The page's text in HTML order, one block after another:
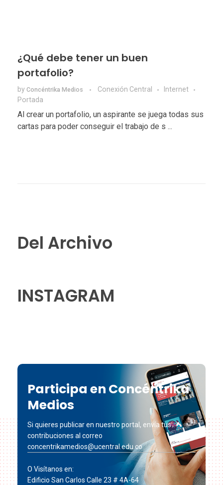
¿Qué debe tener un buen
portafolio?
by Concéntrika Medios Conexión Central
Internet
Portada
Al crear un portafolio, un aspirante se juega todas sus
cartas para poder conseguir el trabajo de s ...
Del Archivo
INSTAGRAM
Participa en Concéntrika
Medios
Si quieres publicar en nuestro portal, envía tus
contribuciones al correo
concentrikamedios@ucentral.edu.co
O Visítanos en:
Edificio San Carlos Calle 23 # 4A-64